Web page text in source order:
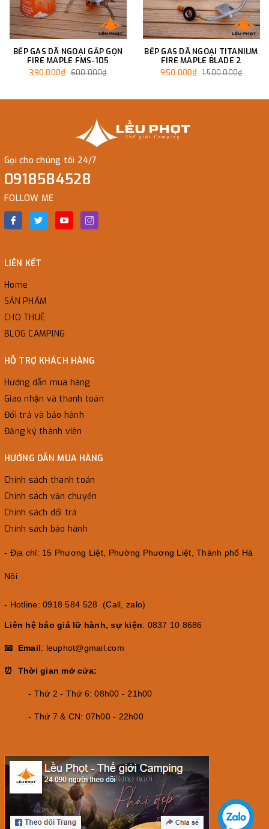
BẾP GAS DÃ NGOẠI GẤP GỌN
FIRE MAPLE FMS-105
390.000₫ 600.000₫
BẾP GAS DÃ NGOẠI TITANIUM
FIRE MAPLE BLADE 2
950.000₫ 1.500.000₫
Gọi cho chúng tôi 24/7
0918584528
FOLLOW ME
LIÊN KẾT
Home
SẢN PHẨM
CHO THUÊ
BLOG CAMPING
HỖ TRỢ KHÁCH HÀNG
Hướng dẫn mua hàng
Giao nhận và thanh toán
Đổi trả và bảo hành
Đăng ký thành viên
HƯỚNG DẪN MUA HÀNG
Chính sách thanh toán
Chính sách vận chuyển
Chính sách đổi trả
Chính sách bảo hành
- Địa chỉ: 15 Phương Liệt, Phường Phương Liệt, Thành phố Hà
Nội
- Hotline: 0918 584 528 (Call, zalo)
Liên hệ báo giá lữ hành, sự kiện: 0837 10 8686
📧 Email: leuphot@gmail.com
⏰ Thời gian mở cửa:
- Thứ 2 - Thứ 6: 08h00 - 21h00
- Thứ 7 & CN: 07h00 - 22h00